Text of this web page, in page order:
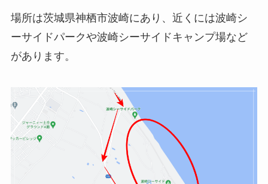
場所は茨城県神栖市波崎にあり、近くには波崎シ
ーサイドパークや波崎シーサイドキャンプ場など
があります。